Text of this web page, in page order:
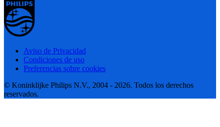
Aviso de Privacidad
Condiciones de uso
Preferencias sobre cookies
© Koninklijke Philips N.V., 2004 - 2026. Todos los derechos
reservados.